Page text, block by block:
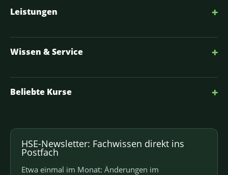
Leistungen +
Wissen & Service +
Beliebte Kurse +
HSE-Newsletter: Fachwissen direkt ins
Postfach
Etwa einmal im Monat: Änderungen im